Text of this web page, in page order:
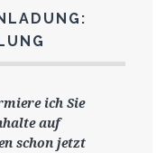
ich Sie
auf
schon jetzt